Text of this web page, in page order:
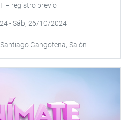
– registro previo
-Sáb, 26/10/2024
Gangotena, Salón